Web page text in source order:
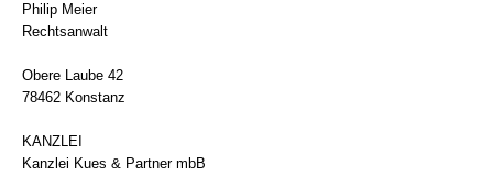
Philip Meier
Rechtsanwalt
Obere Laube 42
78462 Konstanz
KANZLEI
Kanzlei Kues & Partner mbB